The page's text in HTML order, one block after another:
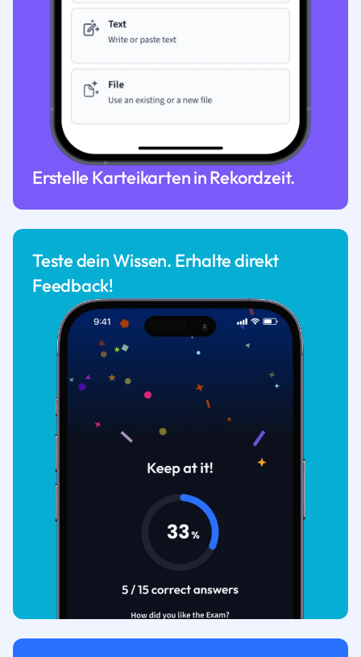
Erstelle Karteikarten in Rekordzeit.
Teste dein Wissen. Erhalte direkt
Feedback!